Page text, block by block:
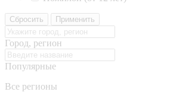
Сбросить Применить
Город, регион
Популярные
Все регионы